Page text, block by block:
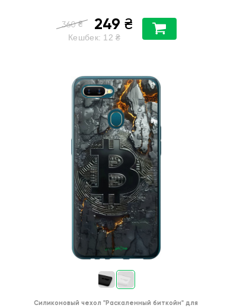
360 ₴ 249 ₴
Кешбек: 12 ₴
Силиконовый чехол "Раскаленный биткойн" для